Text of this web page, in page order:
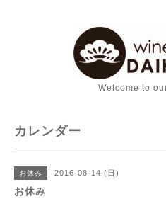
Welcome to
カレンダー
お休み 2016-08-14 (日)
お休み